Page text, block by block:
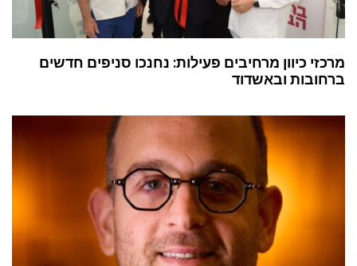
מרכזי כיוון מרחיבים פעילות: נחנכו סניפים חדשים
ברחובות ובאשדוד